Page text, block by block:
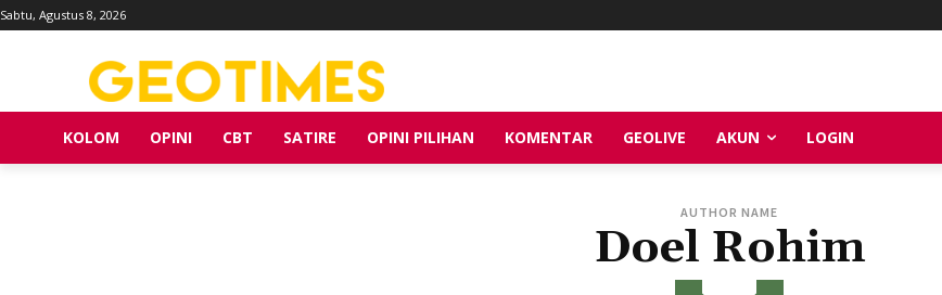
Sabtu, Agustus 8, 2026
KOLOM OPINI CBT SATIRE OPINI PILIHAN KOMENTAR GEOLIVE AKUN LOGIN
AUTHOR NAME
Doel Rohim